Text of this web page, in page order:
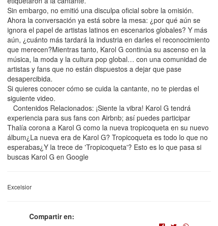
Sin embargo, no emitió una disculpa oficial sobre la omisión.
Ahora la conversación ya está sobre la mesa: ¿por qué aún se
ignora el papel de artistas latinos en escenarios globales? Y más
aún, ¿cuánto más tardará la industria en darles el reconocimiento
que merecen?Mientras tanto, Karol G continúa su ascenso en la
música, la moda y la cultura pop global… con una comunidad de
artistas y fans que no están dispuestos a dejar que pase
desapercibida.
Si quieres conocer cómo se cuida la cantante, no te pierdas el
siguiente video.
Contenidos Relacionados: ¡Siente la vibra! Karol G tendrá
experiencia para sus fans con Airbnb; así puedes participar
Thalía corona a Karol G como la nueva tropicoqueta en su nuevo
álbum¿La nueva era de Karol G? Tropicoqueta es todo lo que no
esperabas¿Y la trece de 'Tropicoqueta'? Esto es lo que pasa si
buscas Karol G en Google
Excelsior
Compartir en: